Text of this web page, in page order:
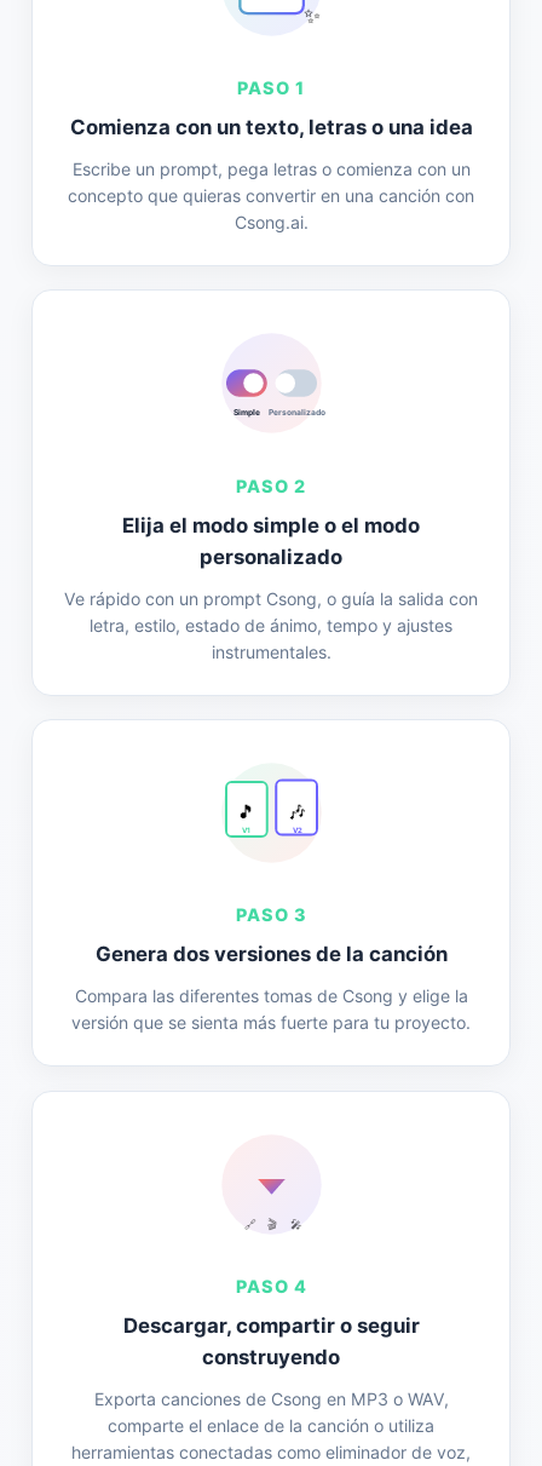
✨
PASO 1
Comienza con un texto, letras o una idea
Escribe un prompt, pega letras o comienza con un
concepto que quieras convertir en una canción con
Csong.ai.
Simple Personalizado
PASO 2
Elija el modo simple o el modo
personalizado
Ve rápido con un prompt Csong, o guía la salida con
letra, estilo, estado de ánimo, tempo y ajustes
instrumentales.
🎵
V1
🎶
V2
PASO 3
Genera dos versiones de la canción
Compara las diferentes tomas de Csong y elige la
versión que se sienta más fuerte para tu proyecto.
🔗 🎬 🎤
PASO 4
Descargar, compartir o seguir
construyendo
Exporta canciones de Csong en MP3 o WAV,
comparte el enlace de la canción o utiliza
herramientas conectadas como eliminador de voz,